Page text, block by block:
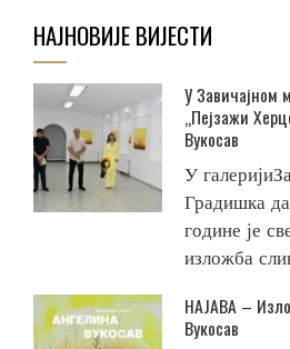
НАЈНОВИЈЕ ВИЈЕСТИ
У Завичајном
„Пејзажи
Вукосав
У
Градишка
године је
изложба
НАЈАВА –
Вукосав